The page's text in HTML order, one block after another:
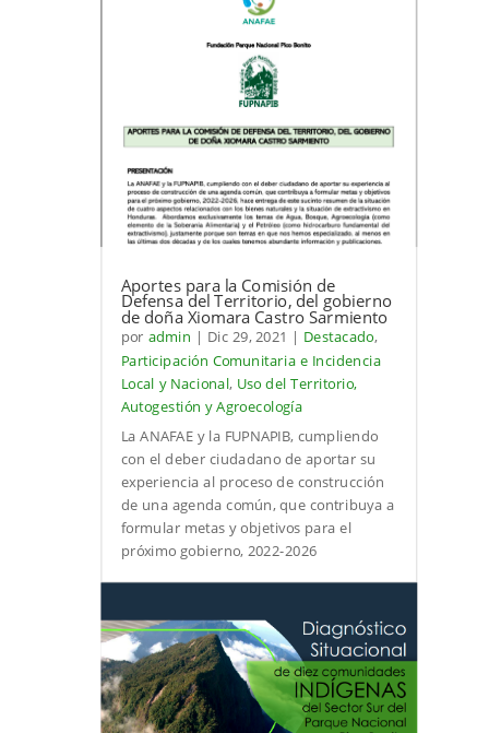
Aportes para la Comisión de
Defensa del Territorio, del gobierno
de doña Xiomara Castro Sarmiento
por admin | Dic 29, 2021 | Destacado,
Participación Comunitaria e Incidencia
Local y Nacional, Uso del Territorio,
Autogestión y Agroecología
La ANAFAE y la FUPNAPIB, cumpliendo
con el deber ciudadano de aportar su
experiencia al proceso de construcción
de una agenda común, que contribuya a
formular metas y objetivos para el
próximo gobierno, 2022-2026